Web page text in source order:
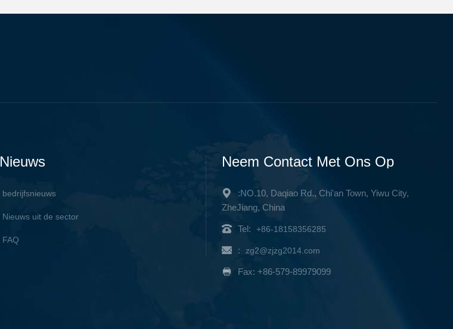
Nieuws
bedrijfsnieuws
Nieuws uit de sector
FAQ
Neem Contact Met Ons Op
:NO.10, Daqiao Rd., Chi'an Town, Yiwu City,
ZheJiang, China
Tel: +86-18158356285
: zg2@zjzg2014.com
Fax: +86-579-89979099